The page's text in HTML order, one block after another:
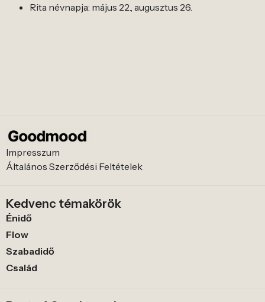
Rita névnapja: május 22., augusztus 26.
Impresszum
Általános Szerződési Feltételek
Kedvenc témakörök
Énidő
Flow
Szabadidő
Család